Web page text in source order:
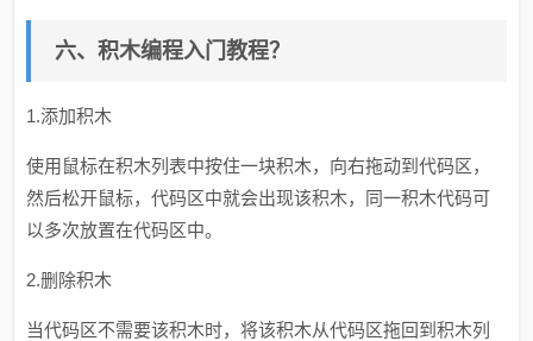
六、积木编程入门教程？
1.添加积木
使用鼠标在积木列表中按住一块积木，向右拖动到代码区，
然后松开鼠标，代码区中就会出现该积木，同一积木代码可
以多次放置在代码区中。
2.删除积木
当代码区不需要该积木时，将该积木从代码区拖回到积木列